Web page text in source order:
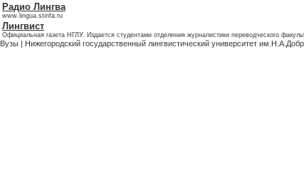
Радио Лингва
www.lingua.stinfa.ru
Лингвист
Официальная газета НГЛУ. Издается студентами отделения журналистики переводческого
Вузы | Нижегородский государственный лингвистический университет